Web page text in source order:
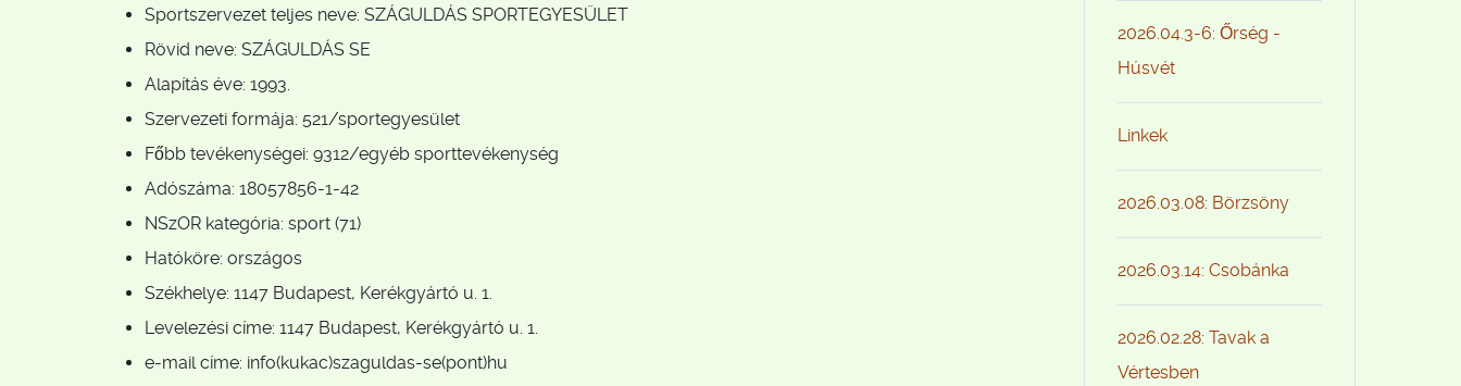
Sportszervezet teljes neve: SZÁGULDÁS SPORTEGYESÜLET
Rövid neve: SZÁGULDÁS SE
Alapítás éve: 1993.
Szervezeti formája: 521/sportegyesület
Főbb tevékenységei: 9312/egyéb sporttevékenység
Adószáma: 18057856-1-42
NSzOR kategória: sport (71)
Hatóköre: országos
Székhelye: 1147 Budapest, Kerékgyártó u. 1.
Levelezési címe: 1147 Budapest, Kerékgyártó u. 1.
e-mail címe: info(kukac)szaguldas-se(pont)hu
2026.04.3-6: Őrség -
Húsvét
Linkek
2026.03.08: Börzsöny
2026.03.14: Csobánka
2026.02.28: Tavak a
Vértesben